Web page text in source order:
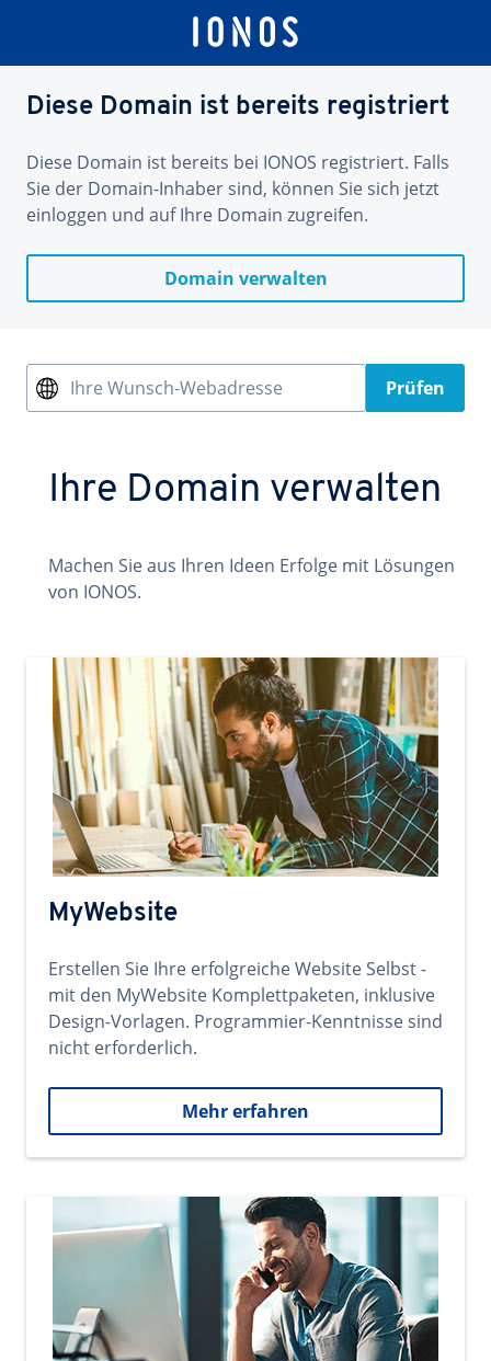
Diese Domain ist bereits registriert
Diese Domain ist bereits bei IONOS registriert. Falls
Sie der Domain-Inhaber sind, können Sie sich jetzt
einloggen und auf Ihre Domain zugreifen.
Domain verwalten
Ihre Wunsch-Webadresse Prüfen
Ihre Domain verwalten
Machen Sie aus Ihren Ideen Erfolge mit Lösungen
von IONOS.
MyWebsite
Erstellen Sie Ihre erfolgreiche Website Selbst -
mit den MyWebsite Komplettpaketen, inklusive
Design-Vorlagen. Programmier-Kenntnisse sind
nicht erforderlich.
Mehr erfahren